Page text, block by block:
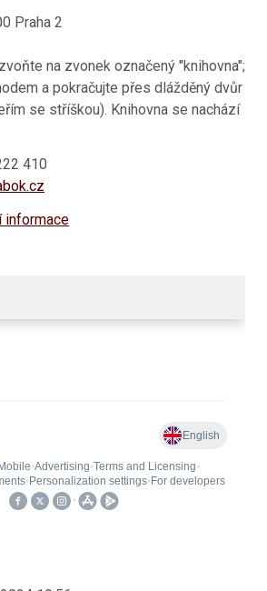
Praha 2
na zvonek označený "knihovna";
a pokračujte přes dlážděný dvůr
se stříškou). Knihovna se nachází
410
informace